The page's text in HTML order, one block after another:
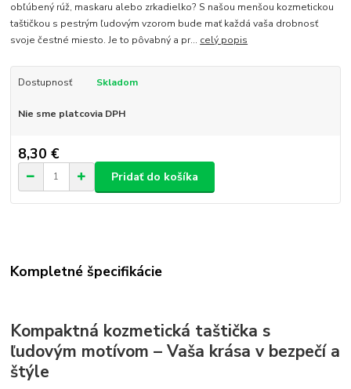
obľúbený rúž, maskaru alebo zrkadielko? S našou menšou kozmetickou
taštičkou s pestrým ľudovým vzorom bude mať každá vaša drobnosť
svoje čestné miesto. Je to pôvabný a pr... celý popis
Dostupnosť Skladom
Nie sme platcovia DPH
8,30 €
Pridať do košíka
Kompletné špecifikácie
Kompaktná kozmetická taštička s
ľudovým motívom – Vaša krása v bezpečí a
štýle